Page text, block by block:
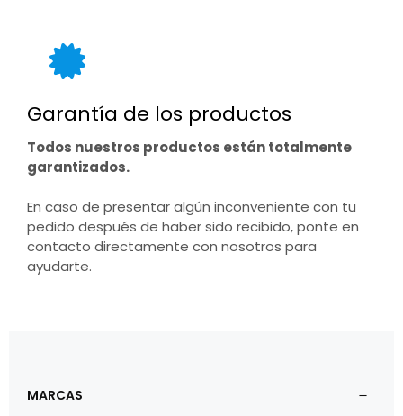
Garantía de los productos
Todos nuestros productos están totalmente
garantizados.
En caso de presentar algún inconveniente con tu
pedido después de haber sido recibido, ponte en
contacto directamente con nosotros para
ayudarte.
MARCAS